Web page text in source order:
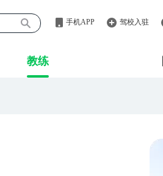
手机APP 驾校入驻
教练